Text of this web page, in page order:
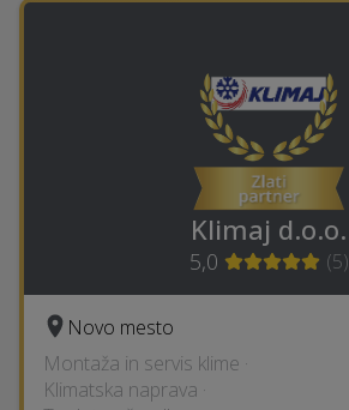
Klimaj d.o.o.
5,0 (5)
Novo mesto
Montaža in servis klime ·
Klimatska naprava ·